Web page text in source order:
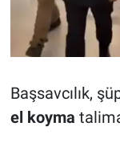
Başsavcılık,
el koyma